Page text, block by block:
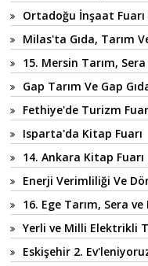
Ortadoğu İnşaat
Milas'ta Gıda, Tarım
15. Mersin Tarım, Sera
Gap Tarım Ve Gap
Fethiye'de Turizm
Isparta'da Kitap Fuarı
14. Ankara Kitap Fuarı
Enerji Verimliliği Ve
16. Ege Tarım, Sera ve
Yerli ve Milli Elektrikli
Eskişehir 2. Ev'leniyoruz